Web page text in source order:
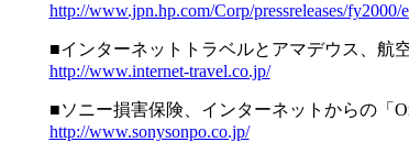
http://www.jpn.hp.com/Corp/pressreleases/fy2000/
■インターネットトラベルとアマデウス、航
http://www.internet-travel.co.jp/
■ソニー損害保険、インターネットからの「
http://www.sonysonpo.co.jp/